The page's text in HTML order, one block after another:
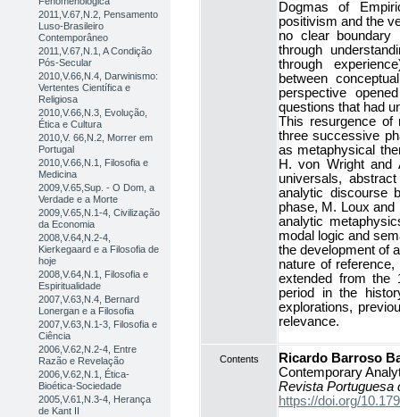
2011,V.67,N.2, Pensamento
Luso-Brasileiro
Contemporâneo
2011,V.67,N.1, A Condição
Pós-Secular
2010,V.66,N.4, Darwinismo:
Vertentes Científica e
Religiosa
2010,V.66,N.3, Evolução,
Ética e Cultura
2010,V. 66,N.2, Morrer em
Portugal
2010,V.66,N.1, Filosofia e
Medicina
2009,V.65,Sup. - O Dom, a
Verdade e a Morte
2009,V.65,N.1-4, Civilização
da Economia
2008,V.64,N.2-4,
Kierkegaard e a Filosofia de
hoje
2008,V.64,N.1, Filosofia e
Espiritualidade
2007,V.63,N.4, Bernard
Lonergan e a Filosofia
2007,V.63,N.1-3, Filosofia e
Ciência
2006,V.62,N.2-4, Entre
Razão e Revelação
2006,V.62,N.1, Ética-
Bioética-Sociedade
2005,V.61,N.3-4, Herança
de Kant II
Dogmas of
positivism and the
no clear boundary
through
through
between
perspective
questions that had
This resurgence of
three successive
as metaphysical
H. von Wright and
universals,
analytic discourse
phase, M. Loux
analytic
modal logic and
the development of
nature of
extended from the
period in the
explorations,
relevance.
Contents
Ricardo Barroso
Contemporary
Revista Portuguesa
https://doi.org/